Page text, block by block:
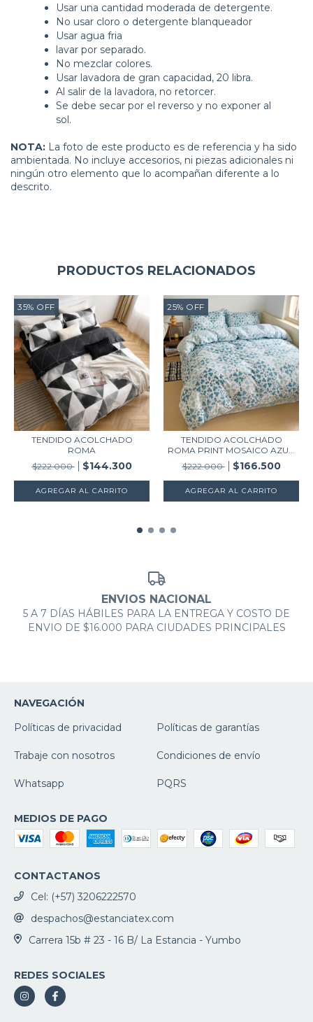
Usar una cantidad moderada de detergente.
No usar cloro o detergente blanqueador
Usar agua fria
lavar por separado.
No mezclar colores.
Usar lavadora de gran capacidad, 20 libra.
Al salir de la lavadora, no retorcer.
Se debe secar por el reverso y no exponer al
sol.
NOTA: La foto de este producto es de referencia y ha sido
ambientada. No incluye accesorios, ni piezas adicionales ni
ningún otro elemento que lo acompañan diferente a lo
descrito.
PRODUCTOS RELACIONADOS
35% OFF
TENDIDO ACOLCHADO
ROMA
$222.000
$144.300
AGREGAR AL CARRITO
25% OFF
TENDIDO ACOLCHADO
ROMA PRINT MOSAICO AZU...
$222.000
$166.500
AGREGAR AL CARRITO
ENVIOS NACIONAL
5 A 7 DÍAS HÁBILES PARA LA ENTREGA Y COSTO DE
ENVIO DE $16.000 PARA CIUDADES PRINCIPALES
NAVEGACIÓN
Políticas de privacidad
Políticas de garantías
Trabaje con nosotros Condiciones de envío
Whatsapp PQRS
MEDIOS DE PAGO
CONTACTANOS
Cel: (+57) 3206222570
despachos@estanciatex.com
Carrera 15b # 23 - 16 B/ La Estancia - Yumbo
REDES SOCIALES